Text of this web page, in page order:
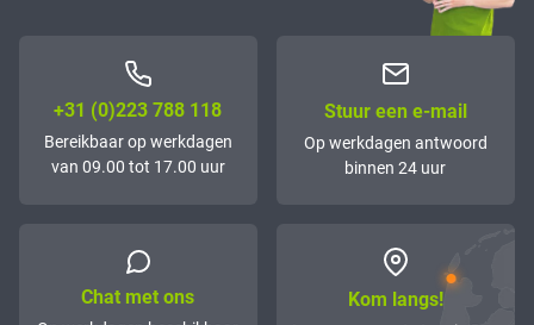
+31 (0)223 788 118
Bereikbaar op werkdagen
van 09.00 tot 17.00 uur
Stuur een e-mail
Op werkdagen antwoord
binnen 24 uur
Chat met ons Kom langs!